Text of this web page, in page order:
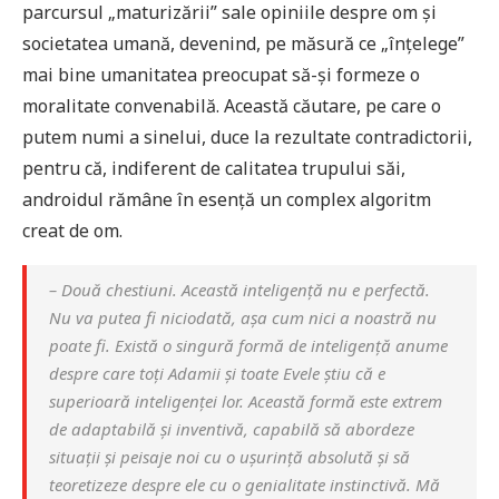
parcursul „maturizării” sale opiniile despre om și
societatea umană, devenind, pe măsură ce „înțelege”
mai bine umanitatea preocupat să-și formeze o
moralitate convenabilă. Această căutare, pe care o
putem numi a sinelui, duce la rezultate contradictorii,
pentru că, indiferent de calitatea trupului săi,
androidul rămâne în esență un complex algoritm
creat de om.
– Două chestiuni. Această inteligență nu e perfectă.
Nu va putea fi niciodată, așa cum nici a noastră nu
poate fi. Există o singură formă de inteligență anume
despre care toți Adamii și toate Evele știu că e
superioară inteligenței lor. Această formă este extrem
de adaptabilă și inventivă, capabilă să abordeze
situații și peisaje noi cu o ușurință absolută și să
teoretizeze despre ele cu o genialitate instinctivă. Mă